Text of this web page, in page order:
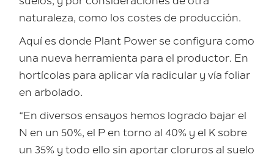
naturaleza, como los costes de producción.
Aquí es donde Plant Power se configura como
una nueva herramienta para el productor. En
hortícolas para aplicar vía radicular y vía foliar
en arbolado.
“En diversos ensayos hemos logrado bajar el
N en un 50%, el P en torno al 40% y el K sobre
un 35% y todo ello sin aportar cloruros al suelo